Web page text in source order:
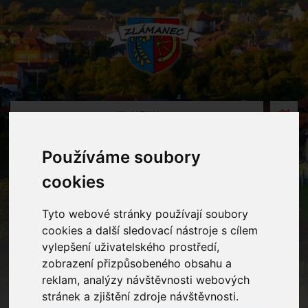
Používáme soubory
cookies
Tyto webové stránky používají soubory
cookies a další sledovací nástroje s cílem
vylepšení uživatelského prostředí,
zobrazení přizpůsobeného obsahu a
reklam, analýzy návštěvnosti webových
stránek a zjištění zdroje návštěvnosti.
MENU
Oznámení
Home Oznámení Divadelní představení v Kině Hvězda U.H.
Divadelní představení v Kině
Hvězda U.H.